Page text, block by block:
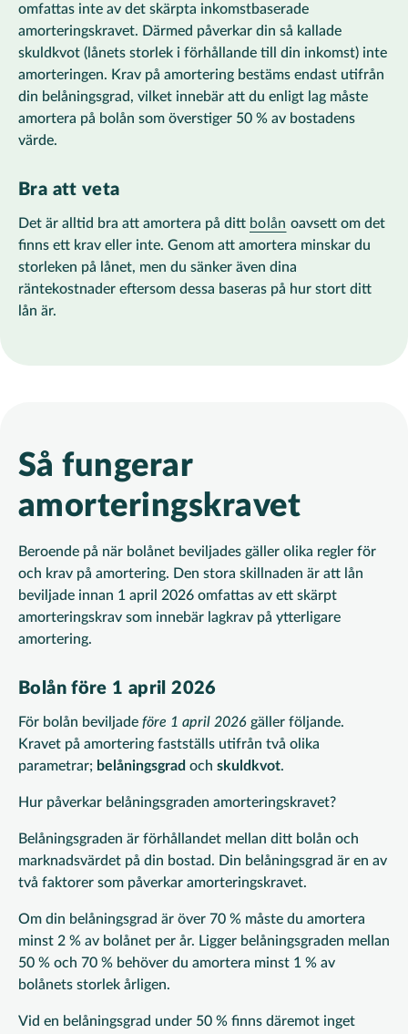
omfattas inte av det skärpta inkomstbaserade
amorteringskravet. Därmed påverkar din så kallade
skuldkvot (lånets storlek i förhållande till din inkomst) inte
amorteringen. Krav på amortering bestäms endast utifrån
din belåningsgrad, vilket innebär att du enligt lag måste
amortera på bolån som överstiger 50 % av bostadens
värde.
Bra att veta
Det är alltid bra att amortera på ditt bolån oavsett om det
finns ett krav eller inte. Genom att amortera minskar du
storleken på lånet, men du sänker även dina
räntekostnader eftersom dessa baseras på hur stort ditt
lån är.
Så fungerar
amorteringskravet
Beroende på när bolånet beviljades gäller olika regler för
och krav på amortering. Den stora skillnaden är att lån
beviljade innan 1 april 2026 omfattas av ett skärpt
amorteringskrav som innebär lagkrav på ytterligare
amortering.
Bolån före 1 april 2026
För bolån beviljade före 1 april 2026 gäller följande.
Kravet på amortering fastställs utifrån två olika
parametrar; belåningsgrad och skuldkvot.
Hur påverkar belåningsgraden amorteringskravet?
Belåningsgraden är förhållandet mellan ditt bolån och
marknadsvärdet på din bostad. Din belåningsgrad är en av
två faktorer som påverkar amorteringskravet.
Om din belåningsgrad är över 70 % måste du amortera
minst 2 % av bolånet per år. Ligger belåningsgraden mellan
50 % och 70 % behöver du amortera minst 1 % av
bolånets storlek årligen.
Vid en belåningsgrad under 50 % finns däremot inget